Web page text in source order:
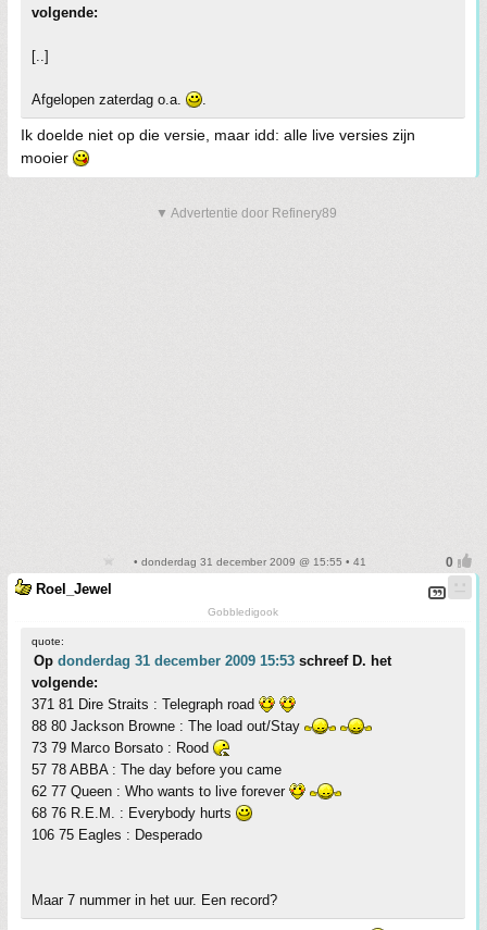
volgende:
[..]
Afgelopen zaterdag o.a. .
Ik doelde niet op die versie, maar idd: alle live versies zijn
mooier
▼ Advertentie door Refinery89
• donderdag 31 december 2009 @ 15:55 • 41
Roel_Jewel
Gobbledigook
quote:
Op donderdag 31 december 2009 15:53 schreef D. het
volgende:
371 81 Dire Straits : Telegraph road
88 80 Jackson Browne : The load out/Stay
73 79 Marco Borsato : Rood
57 78 ABBA : The day before you came
62 77 Queen : Who wants to live forever
68 76 R.E.M. : Everybody hurts
106 75 Eagles : Desperado
Maar 7 nummer in het uur. Een record?